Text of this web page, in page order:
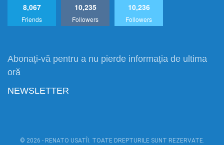
8,067
Friends
10,235
Followers
10,236
Followers
Abonați-vă pentru a nu pierde informația de ultima
oră
NEWSLETTER
© 2026 - RENATO USATÎI. TOATE DREPTURILE SUNT REZERVATE.